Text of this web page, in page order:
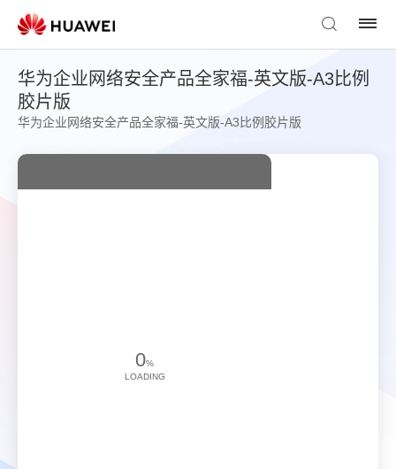
华为企业网络安全产品全家福-英文版-A3比例
胶片版
华为企业网络安全产品全家福-英文版-A3比例胶片版
0%
LOADING